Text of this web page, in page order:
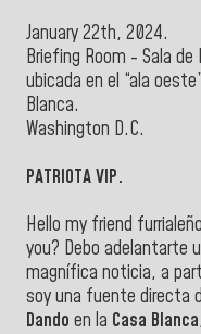
January 22th, 2024.
Briefing Room - Sala de
ubicada en el “ala
Blanca.
Washington D.C.
PATRIOTA VIP.
Hello my friend
you? Debo adelantarte
magnífica noticia, a
soy una fuente directa
Dando en la Casa Blanca